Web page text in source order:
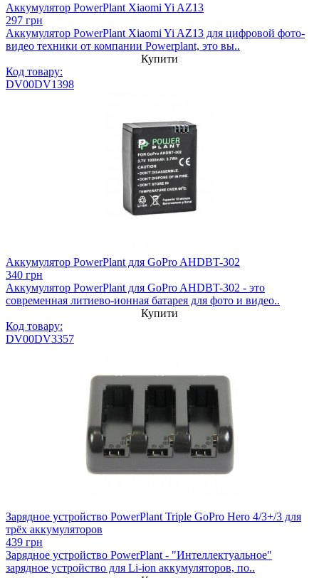
Аккумулятор PowerPlant Xiaomi Yi AZ13
297 грн
Аккумулятор PowerPlant Xiaomi Yi AZ13 для цифровой фото-
видео техники от компании Powerplant, это вы..
Купити
Код товару:
DV00DV1398
Аккумулятор PowerPlant для GoPro AHDBT-302
340 грн
Аккумулятор PowerPlant для GoPro AHDBT-302 - это
современная литиево-ионная батарея для фото и видео..
Купити
Код товару:
DV00DV3357
Зарядное устройство PowerPlant Triple GoPro Hero 4/3+/3 для
трёх аккумуляторов
439 грн
Зарядное устройство PowerPlant - "Интеллектуальное"
зарядное устройство для Li-ion аккумуляторов, по..